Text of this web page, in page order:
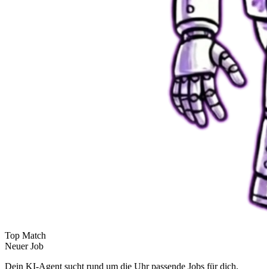
Top Match
Neuer Job
Dein KI-Agent sucht rund um die Uhr passende Jobs für dich.